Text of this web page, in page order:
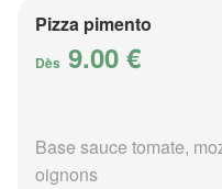
Pizza pimento
Dès 9.00 €
Base sauce tomate,
oignons